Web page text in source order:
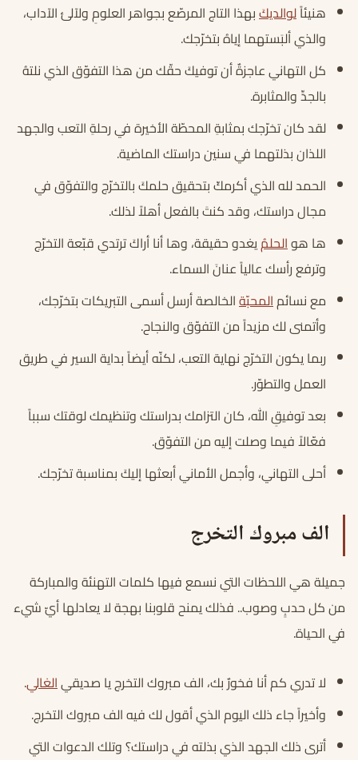
هنيئاًلوالديكَبهذا التاج المرصّع بجواهر العلومِ ولآلئ الآداب،
والذي ألبَستهما إياهُ بتخرّجك.
كل التهاني عاجزةٌ أن توفيكَ حقّك من هذا التفوّق الذي نلتهُ
بالجدِّ والمثابرة.
لقد كان تخرّجك بمثابةِ المحطّة الأخيرة في رحلةِ التعب والجهد
اللذان بذلتهما في سنين دراستك الماضية.
الحمد لله الذي أكرمكّ بتحقيق حلمكَ بالتخرّج والتفوّق في
مجال دراستك، وقد كنتَ بالفعل أهلاً لذلك.
ها هوالحلمُيغدو حقيقة، وها أنا أراكَ ترتدي قبّعة التخرّج
وترفع رأسك عالياً عنانَ السماء.
مع نسائمالمحبّةالخالصة أرسل أسمى التبريكات بتخرّجك،
وأتمنى لك مزيداً من التفوّق والنجاح.
ربما يكون التخرّج نهاية التعب، لكنّه أيضاً بداية السير في طريق
العمل والتطوّر.
بعد توفيقِ الله، كان التزامك بدراستك وتنظيمك لوقتك سبباً
فعّالاً فيما وصلت إليه من التفوّق.
أحلى التهاني، وأجمل الأماني أبعثها إليكَ بمناسبة تخرّجك.
الف مبروك التخرج
جميلة هي اللحظات التي نسمع فيها كلمات التهنئة والمباركة
من كل حدبٍ وصوب.. فذلك يمنح قلوبنا بهجة لا يعادلها أيّ شيء
في الحياة.
لا تدري كم أنا فخورٌ بك، الف مبروك التخرج يا صديقيالغالي.
وأخيراً جاء ذلك اليوم الذي أقول لك فيه الف مبروك التخرج.
أترى ذلك الجهد الذي بذلته في دراستك؟ وتلك الدعوات التي